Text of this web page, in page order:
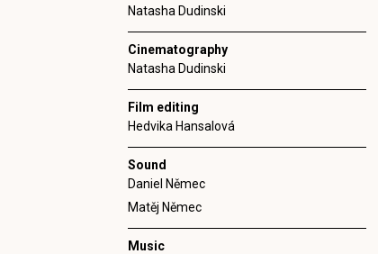
Natasha Dudinski
Cinematography
Natasha Dudinski
Film editing
Hedvika Hansalová
Sound
Daniel Němec
Matěj Němec
Music